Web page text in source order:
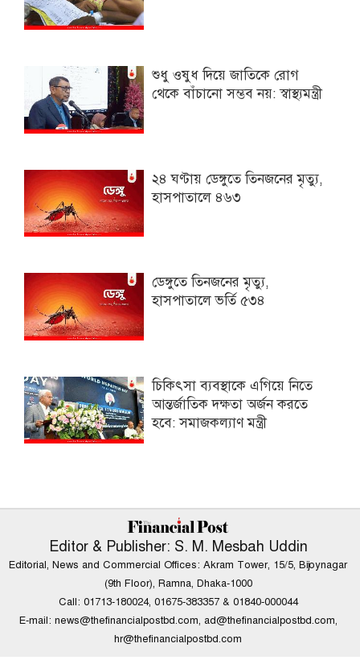
শুধু ওষুধ দিয়ে জাতিকে রোগ
থেকে বাঁচানো সম্ভব নয়: স্বাস্থ্যমন্ত্রী
২৪ ঘণ্টায় ডেঙ্গুতে তিনজনের মৃত্যু,
হাসপাতালে ৪৬৩
ডেঙ্গুতে তিনজনের মৃত্যু,
হাসপাতালে ভর্তি ৫৩৪
চিকিৎসা ব্যবস্থাকে এগিয়ে নিতে
আন্তর্জাতিক দক্ষতা অর্জন করতে
হবে: সমাজকল্যাণ মন্ত্রী
Editor & Publisher: S. M. Mesbah Uddin
Editorial, News and Commercial Offices: Akram Tower, 15/5, Bijoynagar
(9th Floor), Ramna, Dhaka-1000
Call: 01713-180024, 01675-383357 & 01840-000044
E-mail: news@thefinancialpostbd.com, ad@thefinancialpostbd.com,
hr@thefinancialpostbd.com